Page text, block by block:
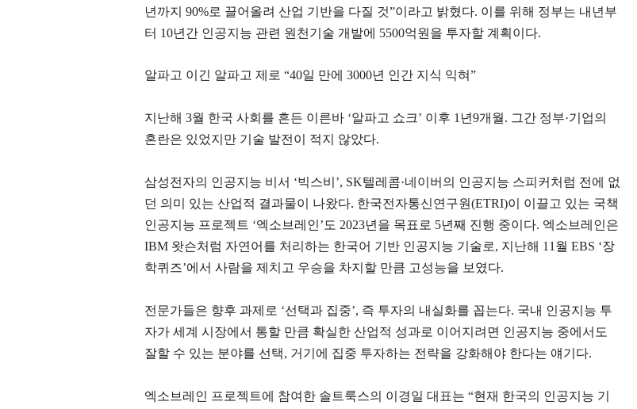
년까지 90%로 끌어올려 산업 기반을 다질 것”이라고 밝혔다. 이를 위해 정부는 내년부
터 10년간 인공지능 관련 원천기술 개발에 5500억원을 투자할 계획이다.
알파고 이긴 알파고 제로 “40일 만에 3000년 인간 지식 익혀”
지난해 3월 한국 사회를 흔든 이른바 ‘알파고 쇼크’ 이후 1 년9개월. 그간 정부·기업의
혼란은 있었지만 기술 발전이 적지 않았다.
삼성전자의 인공지능 비서 ‘빅스비 ’, SK텔레콤·네이버의 인공지능 스피커처럼 전에 없
던 의미 있는 산업적 결과물이 나왔다. 한국전자통신연구원(ETRI)이 이끌고 있는 국책
인공지능 프로젝트 ‘엑소브레인’ 도 2023년을 목표로 5년째 진행 중이다. 엑소브레인은
IBM 왓슨처럼 자연어를 처리하는 한국어 기반 인공지능 기술로, 지난해 11 월 EBS ‘장
학퀴즈’에서 사람을 제치고 우승을 차지할 만큼 고성능을 보였다.
전문가들은 향후 과제로 ‘선택과 집중’, 즉 투자의 내실화를 꼽는다. 국내 인공지능 투
자가 세계 시장에서 통할 만큼 확실한 산업적 성과로 이어지려면 인공지능 중에서도
잘할 수 있는 분야를 선택, 거기에 집중 투자하는 전략을 강화해야 한다는 얘기다.
엑소브레인 프로젝트에 참여한 솔트룩스의 이경일 대표는 “현재 한국의 인공지능 기